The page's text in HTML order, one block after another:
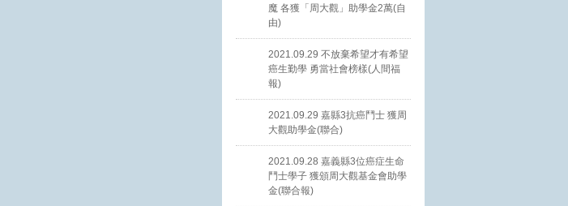
魔 各獲「周大觀」助學金2萬(自
由)
2021.09.29 不放棄希望才有希望
癌生勤學 勇當社會榜樣(人間福
報)
2021.09.29 嘉縣3抗癌鬥士 獲周
大觀助學金(聯合)
2021.09.28 嘉義縣3位癌症生命
鬥士學子 獲頒周大觀基金會助學
金(聯合報)